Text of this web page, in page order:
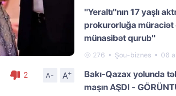
2 A- A
+
"Yeraltı"nın 17 yaşlı
prokurorluğa müraciət
münasibət qurub"
276 Şou-biznes 06
Bakı-Qazax yolunda
maşın AŞDI -